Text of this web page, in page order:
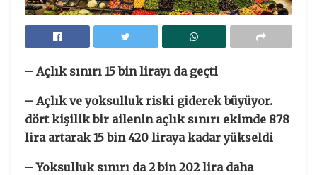
– Açlık sınırı 15 bin lirayı da geçti
– Açlık ve yoksulluk riski giderek büyüyor.
dört kişilik bir ailenin açlık sınırı ekimde 878
lira artarak 15 bin 420 liraya kadar yükseldi
–Yoksulluk sınırı da 2 bin 202 lira daha